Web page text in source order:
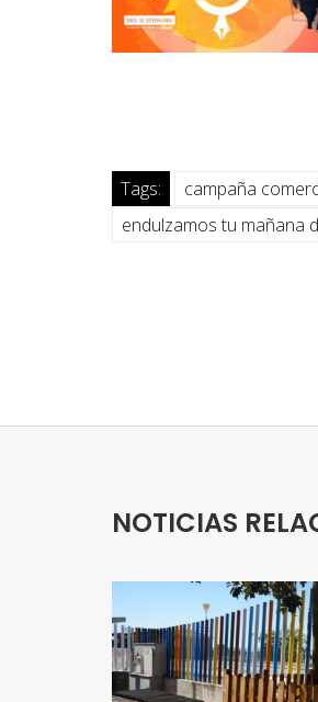
Tags: campaña
endulzamos tu mañana
NOTICIAS